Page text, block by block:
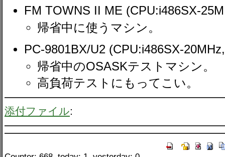
FM TOWNS II ME (CPU:i486SX-
帰省中に使うマシン。
PC-9801BX/U2 (CPU:i486SX-
帰省中のOSASKテストマシン。
高負荷テストにもってこい。
添付ファイル: